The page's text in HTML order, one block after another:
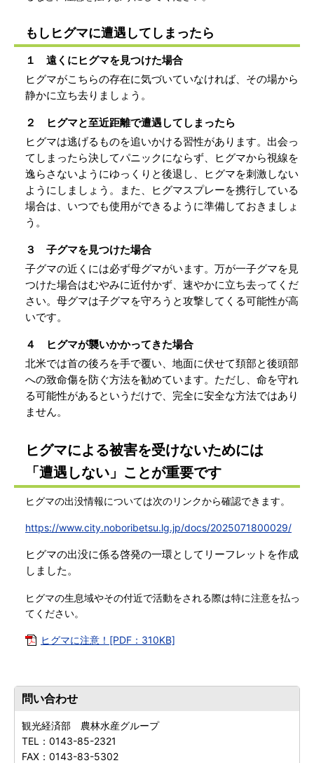
もしヒグマに遭遇してしまったら
１ 遠くにヒグマを見つけた場合
ヒグマがこちらの存在に気づいていなければ、その場から
静かに立ち去りましょう。
２ ヒグマと至近距離で遭遇してしまったら
ヒグマは逃げるものを追いかける習性があります。出会っ
てしまったら決してパニックにならず、ヒグマから視線を
逸らさないようにゆっくりと後退し、ヒグマを刺激しない
ようにしましょう。また、ヒグマスプレーを携行している
場合は、いつでも使用ができるように準備しておきましょ
う。
３ 子グマを見つけた場合
子グマの近くには必ず母グマがいます。万が一子グマを見
つけた場合はむやみに近付かず、速やかに立ち去ってくだ
さい。母グマは子グマを守ろうと攻撃してくる可能性が高
いです。
４ ヒグマが襲いかかってきた場合
北米では首の後ろを手で覆い、地面に伏せて頚部と後頭部
への致命傷を防ぐ方法を勧めています。ただし、命を守れ
る可能性があるというだけで、完全に安全な方法ではあり
ません。
ヒグマによる被害を受けないためには
「遭遇しない」ことが重要です
ヒグマの出没情報については次のリンクから確認できます。
https://www.city.noboribetsu.lg.jp/docs/2025071800029/
ヒグマの出没に係る啓発の一環としてリーフレットを作成
しました。
ヒグマの生息域やその付近で活動をされる際は特に注意を払っ
てください。
ヒグマに注意！[PDF：310KB]
問い合わせ
観光経済部 農林水産グループ
TEL： 0143-85-2321
FAX： 0143-83-5302